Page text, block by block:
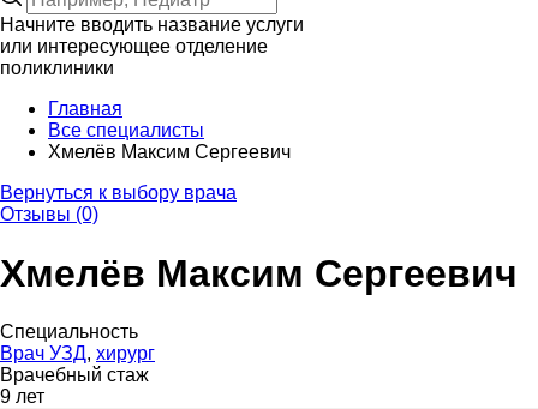
Начните вводить название услуги
или интересующее отделение
поликлиники
Главная
Все специалисты
Хмелёв Максим Сергеевич
Вернуться к выбору врача
Отзывы (0)
Хмелёв Максим Сергеевич
Специальность
Врач УЗД, хирург
Врачебный стаж
9 лет